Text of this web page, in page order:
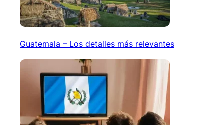
Guatemala – Los detalles más relevantes